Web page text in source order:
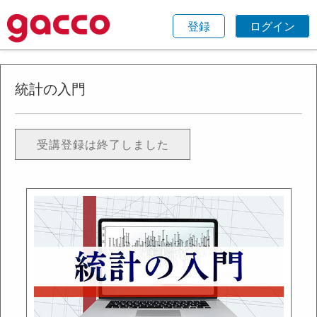
登録 ログイン
統計の入門
受講登録は終了しました